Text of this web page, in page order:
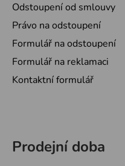
Odstoupení od smlouvy
Právo na odstoupení
Formulář na odstoupení
Formulář na reklamaci
Kontaktní formulář
Prodejní doba